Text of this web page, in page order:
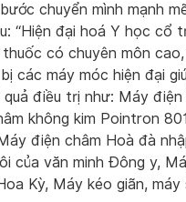
chuyển mình mạnh
“Hiện đại hoá Y học cổ
có chuyên môn
các máy móc hiện đại
quả điều trị như: Máy
không kim Pointron
điện châm Hoà đà
của văn minh Đông y,
Kỳ, Máy kéo giãn, máy